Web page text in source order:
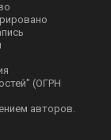
(ОГРН
авторов.